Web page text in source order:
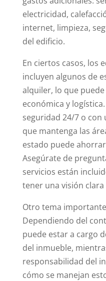
electricidad,
internet, limpieza,
del edificio.
En ciertos casos, los
incluyen algunos de
alquiler, lo que
económica y
seguridad 24/7 o con
que mantenga las
estado puede
Asegúrate de
servicios están
tener una visión
Otro tema
Dependiendo del
puede estar a cargo
del inmueble,
responsabilidad del
cómo se manejan